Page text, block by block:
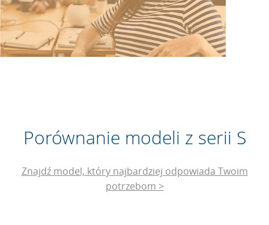
Porównanie modeli z serii S
Znajdź model, który najbardziej odpowiada Twoim
potrzebom >